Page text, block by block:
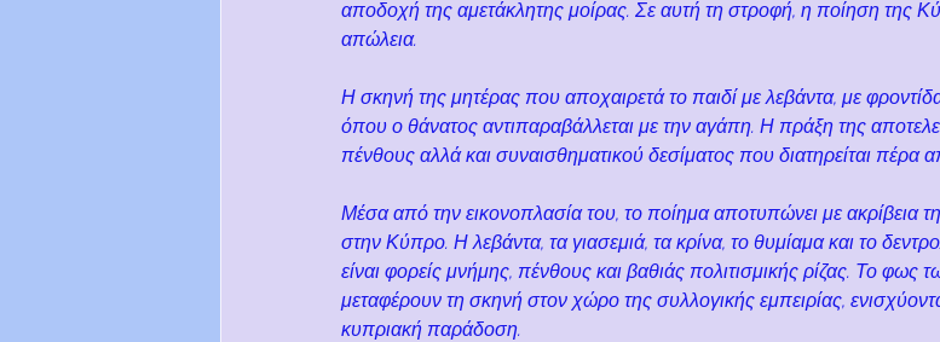
αποδοχή της αμετάκλητης μοίρας. Σε αυτή τη στροφή, η ποίηση της
απώλεια.
Η σκηνή της μητέρας που αποχαιρετά το παιδί με λεβάντα, με
όπου ο θάνατος αντιπαραβάλλεται με την αγάπη. Η πράξη της
πένθους αλλά και συναισθηματικού δεσίματος που διατηρείται πέρα
Μέσα από την εικονοπλασία του, το ποίημα αποτυπώνει με ακρίβεια
στην Κύπρο. Η λεβάντα, τα γιασεμιά, τα κρίνα, το θυμίαμα και το
είναι φορείς μνήμης, πένθους και βαθιάς πολιτισμικής ρίζας. Το φως
μεταφέρουν τη σκηνή στον χώρο της συλλογικής εμπειρίας,
κυπριακή παράδοση.